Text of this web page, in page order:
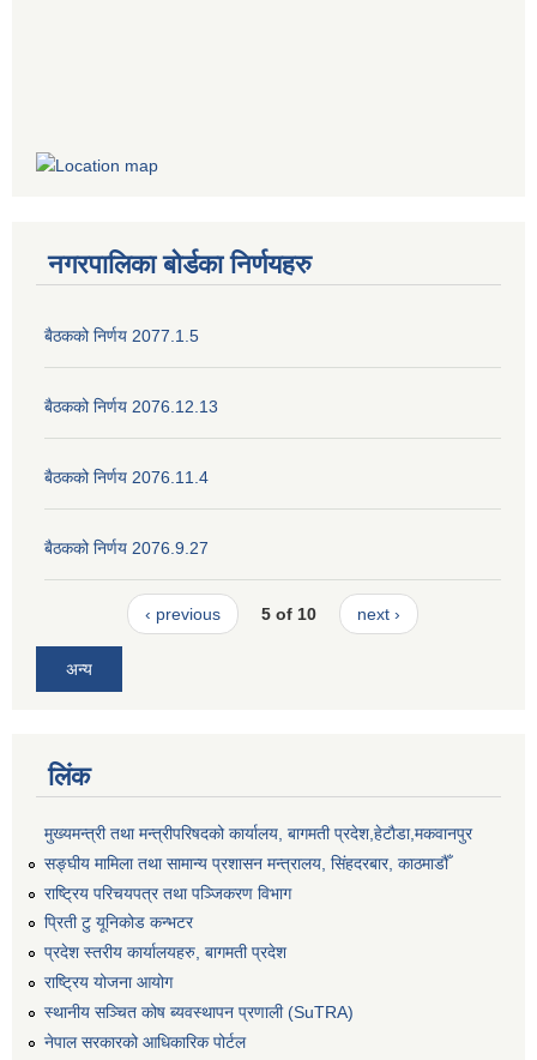
नगरपालिका बोर्डका निर्णयहरु
बैठकको निर्णय 2077.1.5
बैठकको निर्णय 2076.12.13
बैठकको निर्णय 2076.11.4
बैठकको निर्णय 2076.9.27
‹ previous 5 of 10 next ›
अन्य
लिंक
मुख्यमन्त्री तथा मन्त्रीपरिषदको कार्यालय, बागमती प्रदेश,हेटाैडा,मकवानपुर
सङ्‍घीय मामिला तथा सामान्य प्रशासन मन्त्रालय, सिंहदरबार, काठमाडौँ
राष्ट्रिय परिचयपत्र तथा पञ्जिकरण विभाग
प्रिती टु यूनिकोड कन्भटर
प्रदेश स्तरीय कार्यालयहरु, बागमती प्रदेश
राष्ट्रिय योजना आयोग
स्थानीय सञ्चित कोष ब्यवस्थापन प्रणाली (SuTRA)
नेपाल सरकारको आधिकारिक पोर्टल